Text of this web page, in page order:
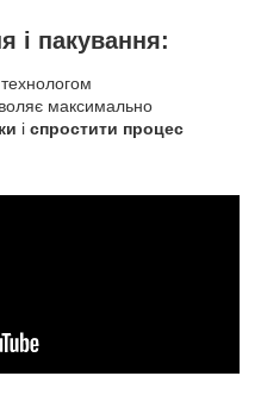
і пакування:
максимально
і спростити процес